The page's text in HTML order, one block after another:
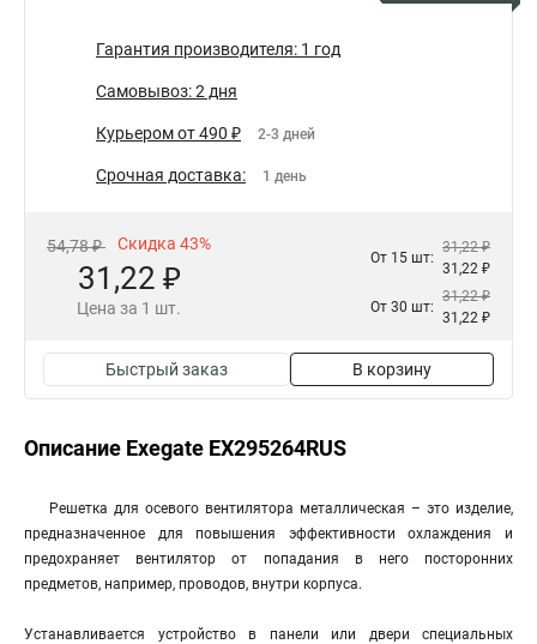
Гарантия производителя: 1 год
Самовывоз: 2 дня
Курьером от 490 ₽ 2-3 дней
Срочная доставка: 1 день
54,78 ₽ Скидка 43%
31,22 ₽
Цена за 1 шт.
От 15 шт:
31,22 ₽
31,22 ₽
От 30 шт:
31,22 ₽
31,22 ₽
Быстрый заказ В корзину
Описание Exegate EX295264RUS
Решетка для осевого вентилятора металлическая – это изделие,
предназначенное для повышения эффективности охлаждения и
предохраняет вентилятор от попадания в него посторонних
предметов, например, проводов, внутри корпуса.
Устанавливается устройство в панели или двери специальных